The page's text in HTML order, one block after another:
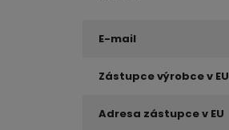
E-mail
Zástupce výrobce v EU
Adresa zástupce v EU